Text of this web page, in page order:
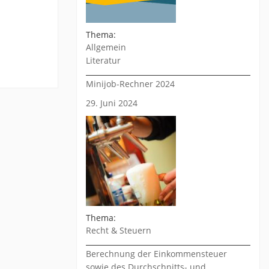
Thema:
Allgemein
Literatur
Minijob-Rechner 2024
29. Juni 2024
Thema:
Recht & Steuern
Berechnung der Einkommensteuer